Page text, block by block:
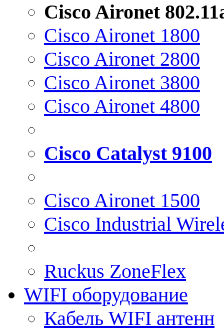
Cisco Aironet
Cisco Aironet 1800
Cisco Aironet 2800
Cisco Aironet 3800
Cisco Aironet 4800
Cisco Catalyst 9100
Cisco Aironet 1500
Cisco Industrial
Ruckus ZoneFlex
WIFI оборудование
Кабель WIFI антенн